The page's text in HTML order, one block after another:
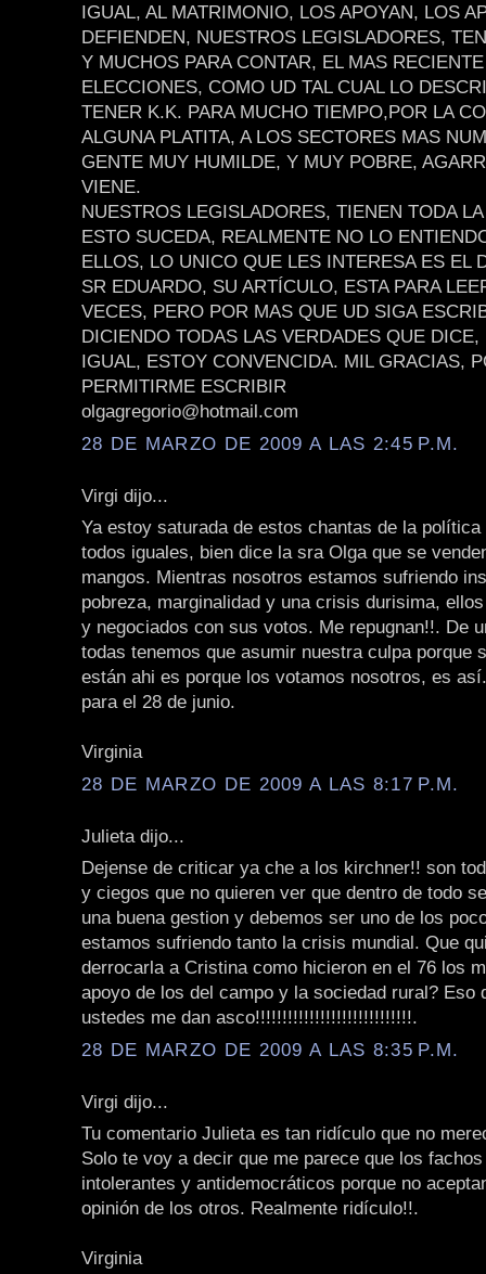
IGUAL, AL MATRIMONIO, LOS APOYAN, LOS
DEFIENDEN, NUESTROS LEGISLADORES,
Y MUCHOS PARA CONTAR, EL MAS
ELECCIONES, COMO UD TAL CUAL LO
TENER K.K. PARA MUCHO TIEMPO,POR LA
ALGUNA PLATITA, A LOS SECTORES MAS
GENTE MUY HUMILDE, Y MUY POBRE,
VIENE.
NUESTROS LEGISLADORES, TIENEN TODA
ESTO SUCEDA, REALMENTE NO LO
ELLOS, LO UNICO QUE LES INTERESA ES EL
SR EDUARDO, SU ARTÍCULO, ESTA PARA
VECES, PERO POR MAS QUE UD SIGA
DICIENDO TODAS LAS VERDADES QUE DICE,
IGUAL, ESTOY CONVENCIDA. MIL GRACIAS,
PERMITIRME ESCRIBIR
olgagregorio@hotmail.com
28 DE MARZO DE 2009 A LAS 2:45 P.M.
Virgi dijo...
Ya estoy saturada de estos chantas de la
todos iguales, bien dice la sra Olga que se
mangos. Mientras nosotros estamos sufriendo
pobreza, marginalidad y una crisis durisima,
y negociados con sus votos. Me repugnan!!. De
todas tenemos que asumir nuestra culpa porque
están ahi es porque los votamos nosotros, es
para el 28 de junio.
Virginia
28 DE MARZO DE 2009 A LAS 8:17 P.M.
Julieta dijo...
Dejense de criticar ya che a los kirchner!! son
y ciegos que no quieren ver que dentro de todo
una buena gestion y debemos ser uno de los
estamos sufriendo tanto la crisis mundial. Que
derrocarla a Cristina como hicieron en el 76 los
apoyo de los del campo y la sociedad rural? Eso
ustedes me dan asco!!!!!!!!!!!!!!!!!!!!!!!!!!!!!.
28 DE MARZO DE 2009 A LAS 8:35 P.M.
Virgi dijo...
Tu comentario Julieta es tan ridículo que no
Solo te voy a decir que me parece que los
intolerantes y antidemocráticos porque no
opinión de los otros. Realmente ridículo!!.
Virginia